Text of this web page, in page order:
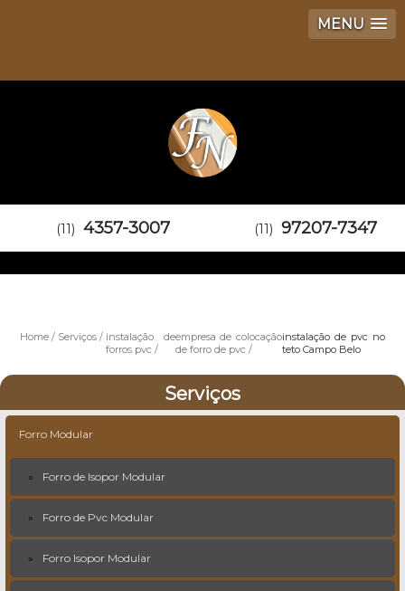
MENU
(11) 4357-3007 (11) 97207-7347
Home Serviços
instalação de
forros pvc
empresa de colocação
de forro de pvc
instalação de pvc no
teto Campo Belo
Serviços
Forro Modular
Forro de Isopor Modular
Forro de Pvc Modular
Forro Isopor Modular